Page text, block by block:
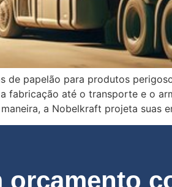
de papelão para produtos
fabricação até o transporte e o
a Nobelkraft projeta suas
orçamento